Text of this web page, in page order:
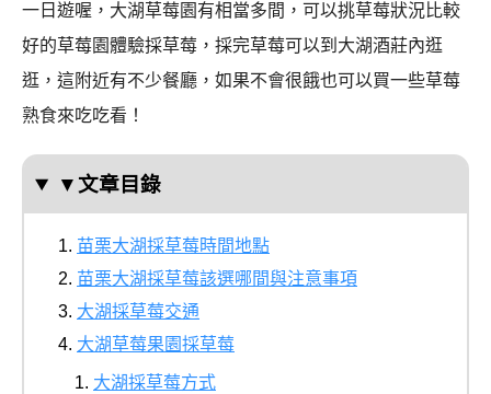
一日遊喔，大湖草莓園有相當多間，可以挑草莓狀況比較
好的草莓園體驗採草莓，採完草莓可以到大湖酒莊內逛
逛，這附近有不少餐廳，如果不會很餓也可以買一些草莓
熟食來吃吃看！
▼文章目錄
苗栗大湖採草莓時間地點
苗栗大湖採草莓該選哪間與注意事項
大湖採草莓交通
大湖草莓果園採草莓
大湖採草莓方式